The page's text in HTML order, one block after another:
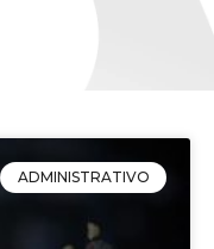
ADMINISTRATIVO